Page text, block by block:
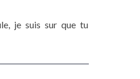
je suis sur que tu